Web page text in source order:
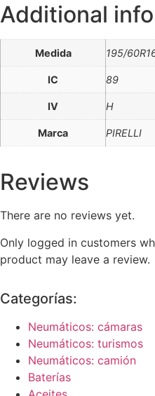
Additional
Medida 195/
IC 89
IV H
Marca PIRELLI
Reviews
There are no reviews yet.
Only logged in customers
product may leave a review.
Categorías:
Neumáticos: cámaras
Neumáticos: turismos
Neumáticos: camión
Baterías